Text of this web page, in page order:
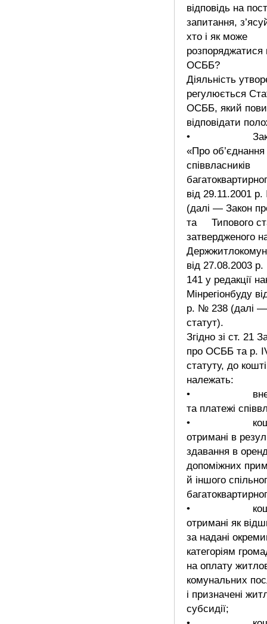
відповідь на
запитання,
хто і як може
ОСББ?
Діяльність
регулюється
ОСББ, який
відповідати
• Закону
«Про об’єднання
співвласників
від 29.11.2001
(далі ― Закон
та Типового
затвердженого
від 27.08.2003
141 у редакції
Мінрегіонбуду
р. № 238 (далі
статут).
Згідно зі ст. 21
про ОСББ та р.
статуту, до
належать:
•
та платежі
•
отримані в
здавання в
допоміжних
й іншого
•
отримані як
за надані
категоріям
на оплату
комунальних
і призначені
субсидії;